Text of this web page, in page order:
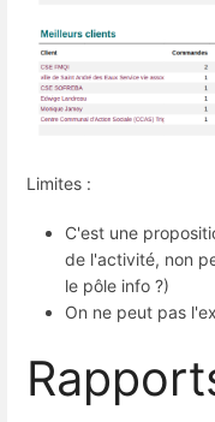
Limites :
C'est une
de l'activité, non
le pôle info ?)
On ne peut pas